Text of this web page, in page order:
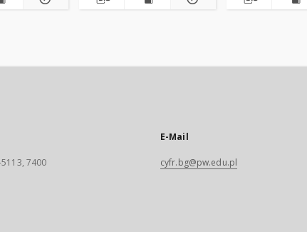
7400
E-Mail
cyfr.bg@pw.edu.pl